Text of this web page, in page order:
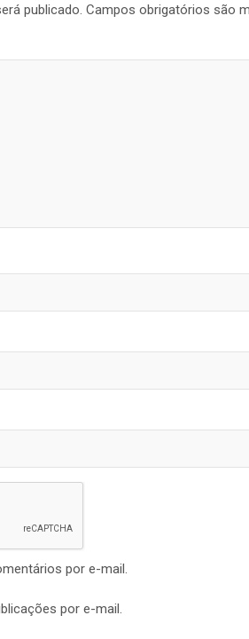
publicado. Campos obrigatórios são
por e-mail.
por e-mail.